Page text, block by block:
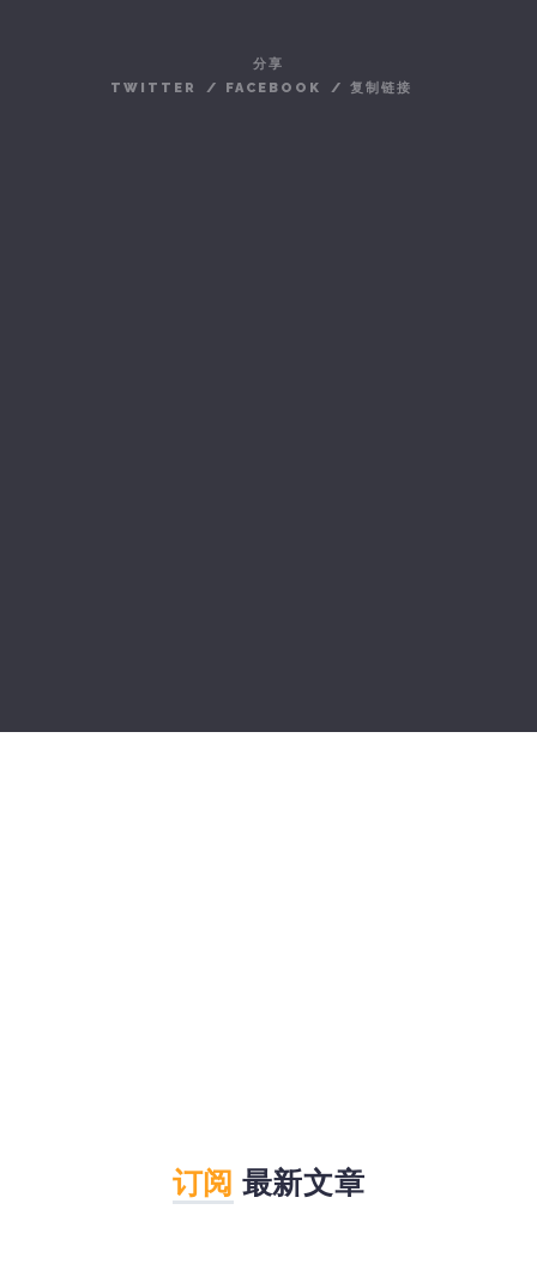
分享
TWITTER
/ FACEBOOK / 复制链接
订阅 最新文章